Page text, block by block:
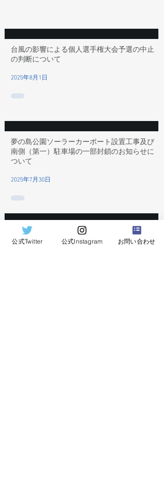
台風の影響による個人選手権大会予選の中止
の判断について
2025年8月1日
夢の島公園ソーラーカーポート設置工事及び
南側（第一）駐車場の一部封鎖のお知らせに
ついて
2025年7月30日
2025年度関東地区ターゲットアーチェリー選
手権大会について
公式Twitter 公式Instagram お問い合わせ